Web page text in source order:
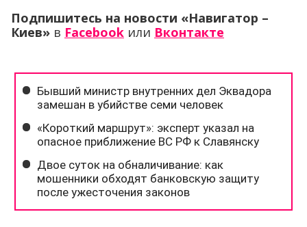
Подпишитесь на новости «Навигатор –
Киев» в Facebook или Вконтакте